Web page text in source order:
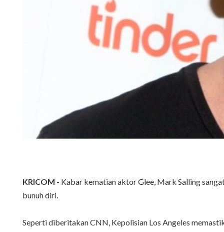
KRICOM - Kabar kematian aktor Glee, Mark Salling
bunuh diri.
Seperti diberitakan CNN, Kepolisian Los Angeles